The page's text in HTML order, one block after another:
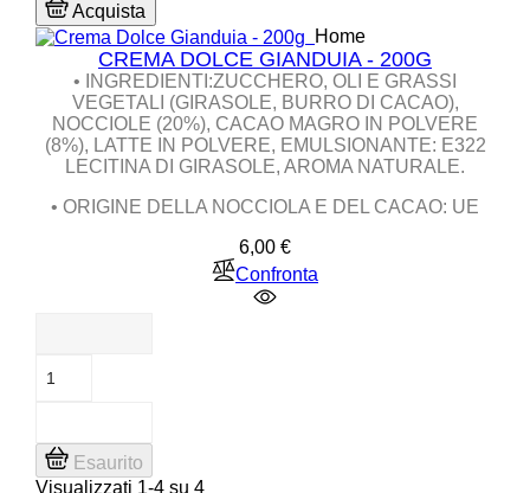
Acquista
Home
CREMA DOLCE GIANDUIA - 200G
• INGREDIENTI:ZUCCHERO, OLI E GRASSI
VEGETALI (GIRASOLE, BURRO DI CACAO),
NOCCIOLE (20%), CACAO MAGRO IN POLVERE
(8%), LATTE IN POLVERE, EMULSIONANTE: E322
LECITINA DI GIRASOLE, AROMA NATURALE.
• ORIGINE DELLA NOCCIOLA E DEL CACAO: UE
6,00 €Prezzo
Confronta
Esaurito
Visualizzati 1-4 su 4